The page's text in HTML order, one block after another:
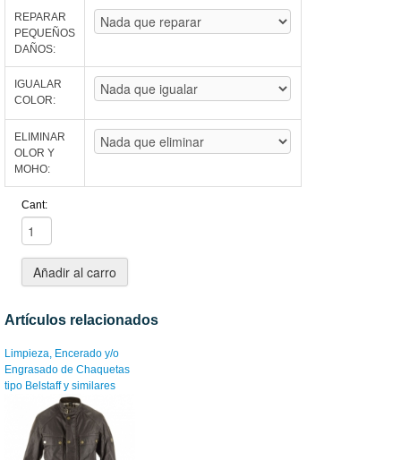
REPARAR
PEQUEÑOS
DAÑOS:
IGUALAR
COLOR:
ELIMINAR
OLOR Y
MOHO:
Cant:
Artículos relacionados
Limpieza, Encerado y/o
Engrasado de Chaquetas
tipo Belstaff y similares